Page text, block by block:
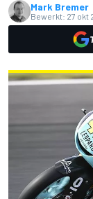
Mark Bremer
Bewerkt: 27 okt